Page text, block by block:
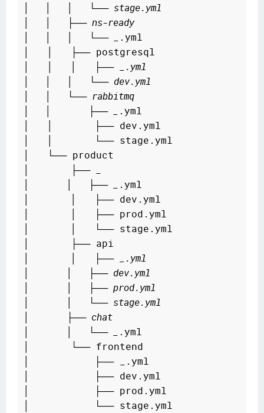
│   │   │   └── stage.yml
│   │   ├── ns-ready
│   │   │   └── _
.yml
│   │   ├── postgresql
│   │   │   ├──
_.yml
│   │   │   └── dev.yml
│   │   └── rabbitmq
│   │       ├── _
.yml
│   │       ├── dev.yml
│   │       └── stage.yml
│   └── product
│       ├──
│       │   ├── _
.yml
│       │   ├── dev.yml
│       │   ├── prod.yml
│       │   └── stage.yml
│       ├── api
│       │   ├──
_.yml
│       │   ├── dev.yml
│       │   ├── prod.yml
│       │   └── stage.yml
│       ├── chat
│       │   └── _
.yml
│       └── frontend
│           ├── _.yml
│           ├── dev.yml
│           ├── prod.yml
│           └── stage.yml